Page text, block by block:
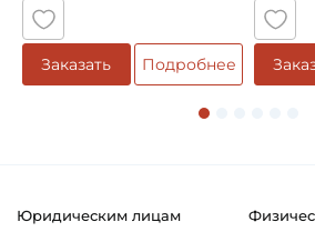
Страна происхождения:
Япония
Заказать Подробнее
Юридическим лицам